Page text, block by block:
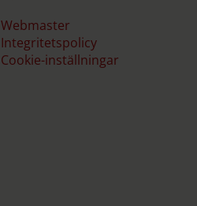
Webmaster
Integritetspolicy
Cookie-inställningar